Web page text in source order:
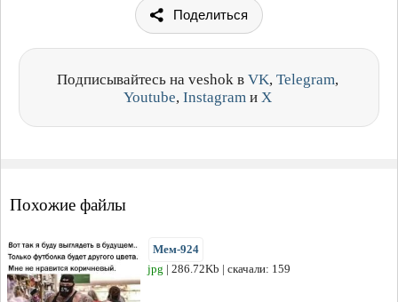
Поделиться
Подписывайтесь на veshok в VK, Telegram,
Youtube, Instagram и X
Похожие файлы
Мем-924
jpg | 286.72Kb | скачали: 159